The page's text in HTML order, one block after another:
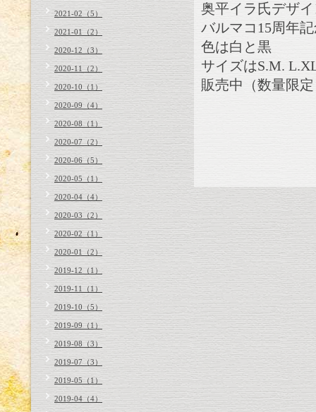
奥平イラ氏デザ
バルマコ15周年
色は白と黒
サイズはS.M.
販売中（数量限
2021-02（5）
2021-01（2）
2020-12（3）
2020-11（2）
2020-10（1）
2020-09（4）
2020-08（1）
2020-07（2）
2020-06（5）
2020-05（1）
2020-04（4）
2020-03（2）
2020-02（1）
2020-01（2）
2019-12（1）
2019-11（1）
2019-10（5）
2019-09（1）
2019-08（3）
2019-07（3）
2019-05（1）
2019-04（4）